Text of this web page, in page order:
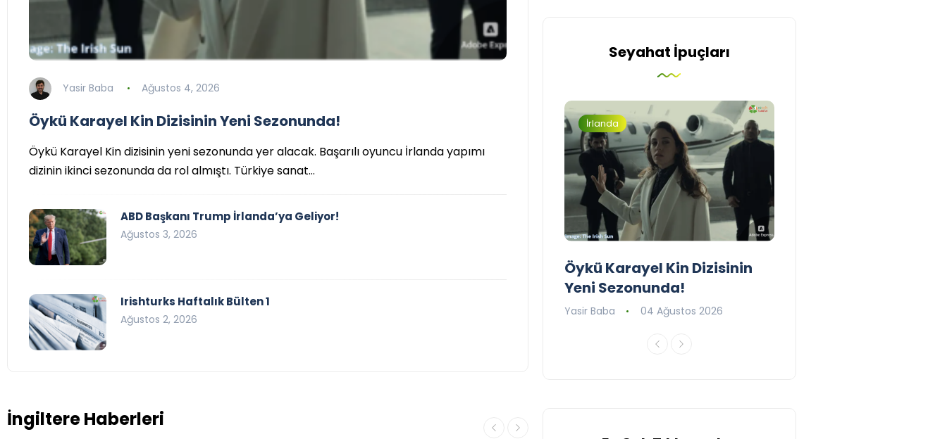
Yasir Baba Ağustos 4, 2026
Öykü Karayel Kin Dizisinin Yeni Sezonunda!
Öykü Karayel Kin dizisinin yeni sezonunda yer alacak. Başarılı oyuncu İrlanda yapımı
dizinin ikinci sezonunda da rol almıştı. Türkiye sanat…
ABD Başkanı Trump İrlanda’ya Geliyor!
Ağustos 3, 2026
Irishturks Haftalık Bülten 1
Ağustos 2, 2026
İngiltere Haberleri
Seyahat İpuçları
İrlanda
Öykü Karayel Kin Dizisinin
Yeni Sezonunda!
Yasir Baba 04 Ağustos 2026